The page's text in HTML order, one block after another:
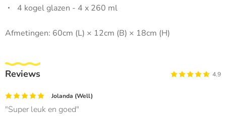
4 kogel glazen - 4 x 260 ml
Afmetingen: 60cm (L) × 12cm (B) × 18cm (H)
Reviews 4.9
Jolanda (Well)
Super leuk en goed